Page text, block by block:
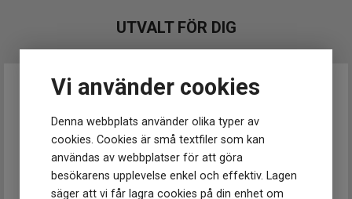
Vi använder cookies
Denna webbplats använder olika typer av
cookies. Cookies är små textfiler som kan
användas av webbplatser för att göra
besökarens upplevelse enkel och effektiv. Lagen
säger att vi får lagra cookies på din enhet om
Klockmaster Uppsala, Gränby
UTVALT FÖR DIG